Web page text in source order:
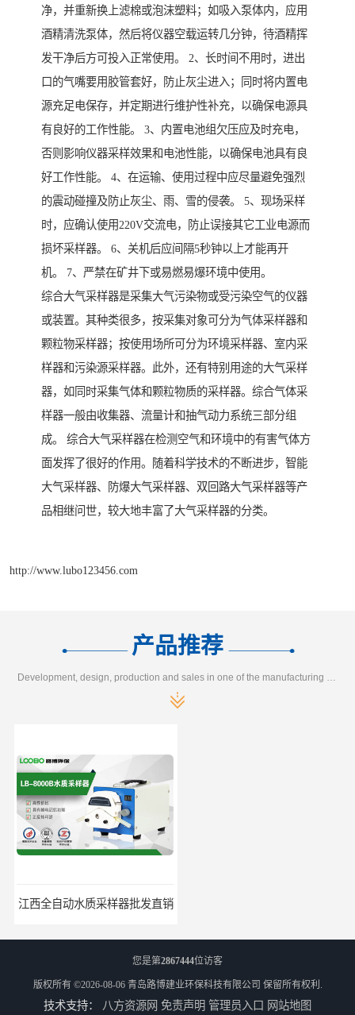
净，并重新换上滤棉或泡沫塑料；如吸入泵体内，应用
酒精清洗泵体，然后将仪器空载运转几分钟，待酒精挥
发干净后方可投入正常使用。 2、长时间不用时，进出
口的气嘴要用胶管套好，防止灰尘进入；同时将内置电
源充足电保存，并定期进行维护性补充，以确保电源具
有良好的工作性能。 3、内置电池组欠压应及时充电，
否则影响仪器采样效果和电池性能，以确保电池具有良
好工作性能。 4、在运输、使用过程中应尽量避免强烈
的震动碰撞及防止灰尘、雨、雪的侵袭。 5、现场采样
时，应确认使用220V交流电，防止误接其它工业电源而
损坏采样器。 6、关机后应间隔5秒钟以上才能再开
机。 7、严禁在矿井下或易燃易爆环境中使用。
综合大气采样器是采集大气污染物或受污染空气的仪器
或装置。其种类很多，按采集对象可分为气体采样器和
颗粒物采样器；按使用场所可分为环境采样器、室内采
样器和污染源采样器。此外，还有特别用途的大气采样
器，如同时采集气体和颗粒物质的采样器。综合气体采
样器一般由收集器、流量计和抽气动力系统三部分组
成。 综合大气采样器在检测空气和环境中的有害气体方
面发挥了很好的作用。随着科学技术的不断进步，智能
大气采样器、防爆大气采样器、双回路大气采样器等产
品相继问世，较大地丰富了大气采样器的分类。
http://www.lubo123456.com
产品推荐
江西全自动水质采样器批发直销
您是第2867444位访客
版权所有 ©2026-08-06 青岛路博建业环保科技有限公司 保留所有权利.
技术支持： 八方资源网 免责声明 管理员入口 网站地图